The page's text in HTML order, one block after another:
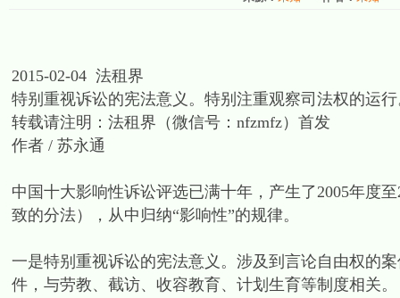
2015-02-04 法租界
特别重视诉讼的宪法意义。特别注重观察司法权的运
转载请注明：法租界（微信号：nfzmfz）首发
作者 / 苏永通
中国十大影响性诉讼评选已满十年，产生了2005年度
致的分法），从中归纳“影响性”的规律。
一是特别重视诉讼的宪法意义。涉及到言论自由权的
件，与劳教、截访、收容教育、计划生育等制度相关。